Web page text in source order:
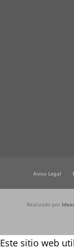
Aviso Legal
Realizado por
Este sitio web